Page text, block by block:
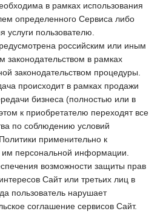
в рамках использования
определенного Сервиса либо
услуги пользователю.
российским или иным
законодательством в рамках
законодательством процедуры.
происходит в рамках продажи
бизнеса (полностью или в
к приобретателю переходят все
по соблюдению условий
применительно к
им персональной информации.
возможности защиты прав
Сайт или третьих лиц в
пользователь нарушает
соглашение сервисов Сайт.